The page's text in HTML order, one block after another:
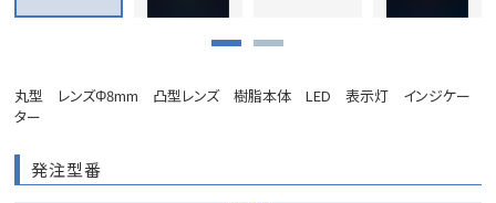
丸型 レンズΦ8mm 凸型レンズ 樹脂本体 LED 表示灯 インジケー
ター
発注型番